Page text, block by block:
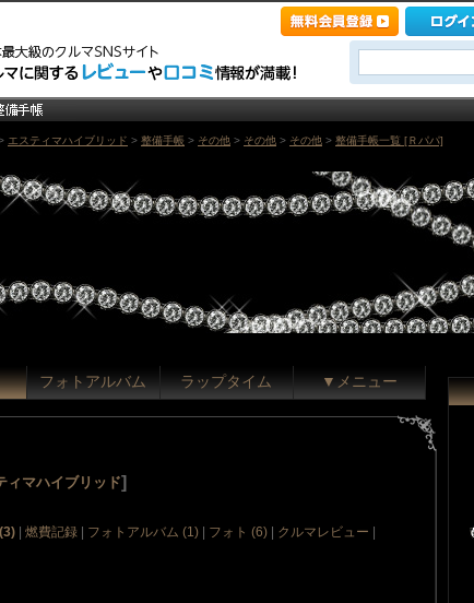
エスティマハイブリッド > 整備手帳 > その他 > その他 > その他 > 整備手帳一覧 [Ｒパパ]
フォトアルバム ラップタイム ▼メニュー
ィマハイブリッド]
燃費記録 フォトアルバム (1) フォト (6) クルマレビュー